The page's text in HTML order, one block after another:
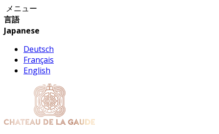
メニュー
言語
Japanese
Deutsch
Français
English